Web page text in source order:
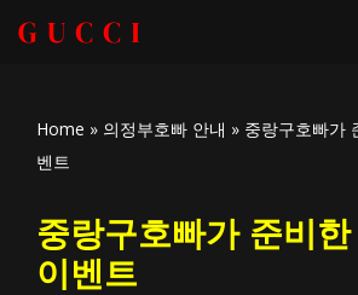
Home » 의정부호빠 안내 » 중랑구호빠가
벤트
중랑구호빠가 준비
이벤트